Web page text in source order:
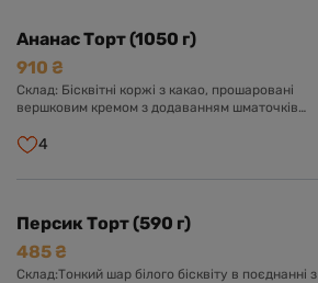
Ананас Торт (1050 г)
910 ₴
Склад: Бісквітні коржі з какао, прошаровані
вершковим кремом з додаванням шматочків
вершковим кремом та шматочками ананаса.
4
Персик Торт (590 г)
485 ₴
Склад:Тонкий шар білого бісквіту в поєднанні з